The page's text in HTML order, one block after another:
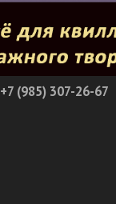
+7 (985) 307-26-67